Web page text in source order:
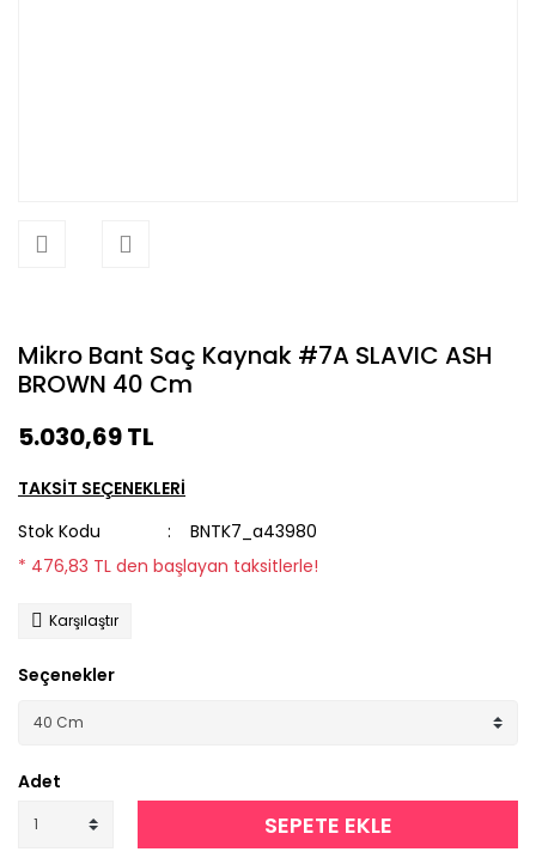
Mikro Bant Saç Kaynak #7A SLAVIC ASH
BROWN 40 Cm
5.030,69 TL
TAKSİT SEÇENEKLERİ
Stok Kodu
BNTK7_a43980
* 476,83 TL den başlayan taksitlerle!
Karşılaştır
Seçenekler
Adet
SEPETE EKLE